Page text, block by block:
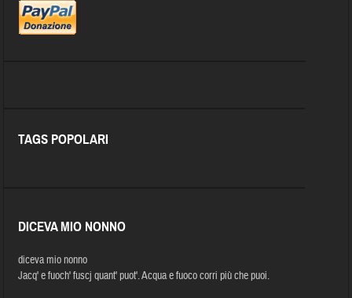
TAGS POPOLARI
DICEVA MIO NONNO
diceva mio nonno
Jacq' e fuoch' fuscj quant' puot'. Acqua e fuoco corri più che puoi.